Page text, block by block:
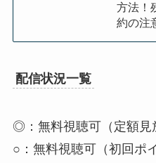
方法！
約の注
配信状況一覧
◎：無料視聴可（定額見
○：無料視聴可（初回ポ